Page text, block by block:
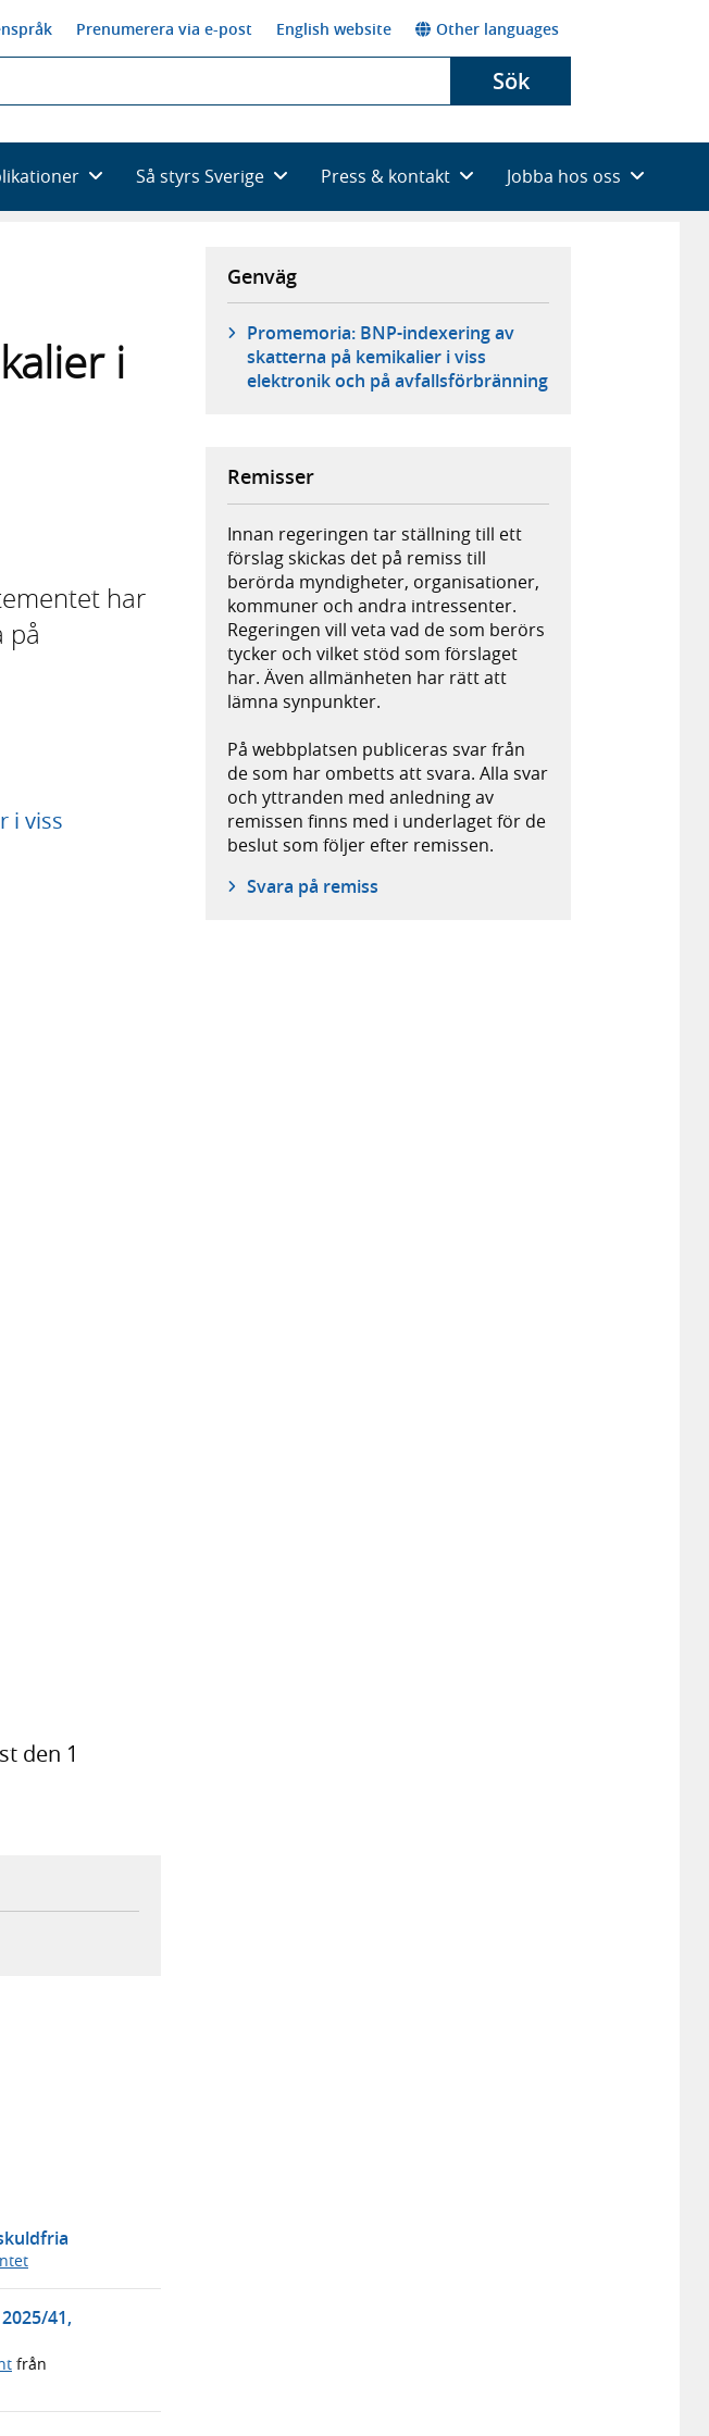
Prenumerera via e-post English website Other languages
Sök
Så styrs Sverige Press & kontakt Jobba hos oss
i
har
på
i viss
den 1
Genväg
Promemoria: BNP-indexering av
skatterna på kemikalier i viss
elektronik och på avfallsförbränning
Remisser
Innan regeringen tar ställning till ett
förslag skickas det på remiss till
berörda myndigheter, organisationer,
kommuner och andra intressenter.
Regeringen vill veta vad de som berörs
tycker och vilket stöd som förslaget
har. Även allmänheten har rätt att
lämna synpunkter.
På webbplatsen publiceras svar från
de som har ombetts att svara. Alla svar
och yttranden med anledning av
remissen finns med i underlaget för de
beslut som följer efter remissen.
Svara på remiss
41,
från